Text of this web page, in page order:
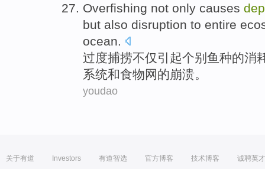
Overfishing not only causes
but also disruption to entire
ocean.
过度捕捞不仅引起个别 鱼种的消
系统和食物网的崩溃。
youdao
关于有道 Investors 有道智选 官方博客 技术博客 诚聘英才